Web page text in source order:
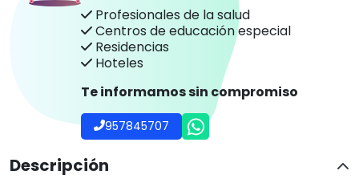
Profesionales de la salud
Centros de educación especial
Residencias
Hoteles
Te informamos sin compromiso
957845707
Descripción